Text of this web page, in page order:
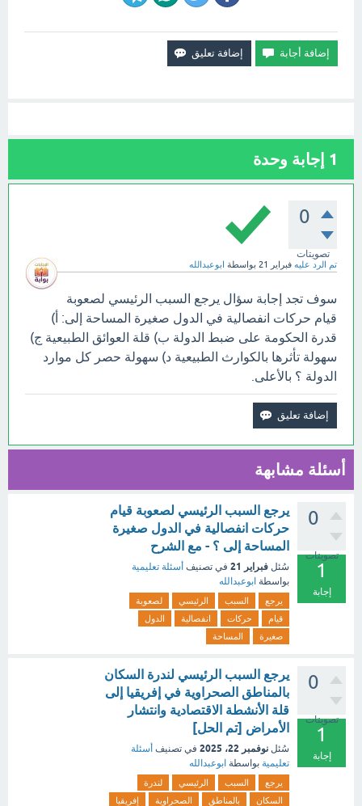
1 إجابة وحدة
0
تصويتات
تم الرد عليه فبراير 21 بواسطة ابوعبدالله
سوف تجد إجابة سؤال يرجع السبب الرئيسي لصعوبة
قيام حركات انفصالية في الدول صغيرة المساحة إلى: أ)
قدرة الحكومة على ضبط الدولة ب) قلة العوائق الطبيعية ج)
سهولة تأثرها بالكوارث الطبيعية د) سهولة حصر كل موارد
الدولة ؟ بالأعلى.
أسئلة مشابهة
0
تصويتات
1
إجابة
يرجع السبب الرئيسي لصعوبة قيام
حركات انفصالية في الدول صغيرة
المساحة إلى ؟ - مع الشرح
سُئل فبراير 21 في تصنيف أسئلة تعليمية
بواسطة ابوعبدالله
يرجع السبب الرئيسي
لصعوبة
قيام
حركات انفصالية
الدول
صغيرة
المساحة
0
تصويتات
1
إجابة
يرجع السبب الرئيسي لندرة السكان
بالمناطق الصحراوية في إفريقيا إلى
قلة الأنشطة الاقتصادية وانتشار
الأمراض [تم الحل]
سُئل نوفمبر 22، 2025 في تصنيف أسئلة
تعليمية بواسطة ابوعبدالله
يرجع السبب الرئيسي
لندرة
السكان
بالمناطق الصحراوية
إفريقيا